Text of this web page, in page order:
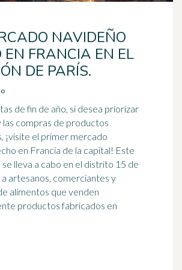
NAVIDEÑO
EN FRANCIA EN EL
DE PARÍS.
de fin de año, si desea priorizar
las compras de productos
¡visite el primer mercado
en Francia de la capital! Este
lleva a cabo en el distrito 15 de
a artesanos, comerciantes y
alimentos que venden
productos fabricados en